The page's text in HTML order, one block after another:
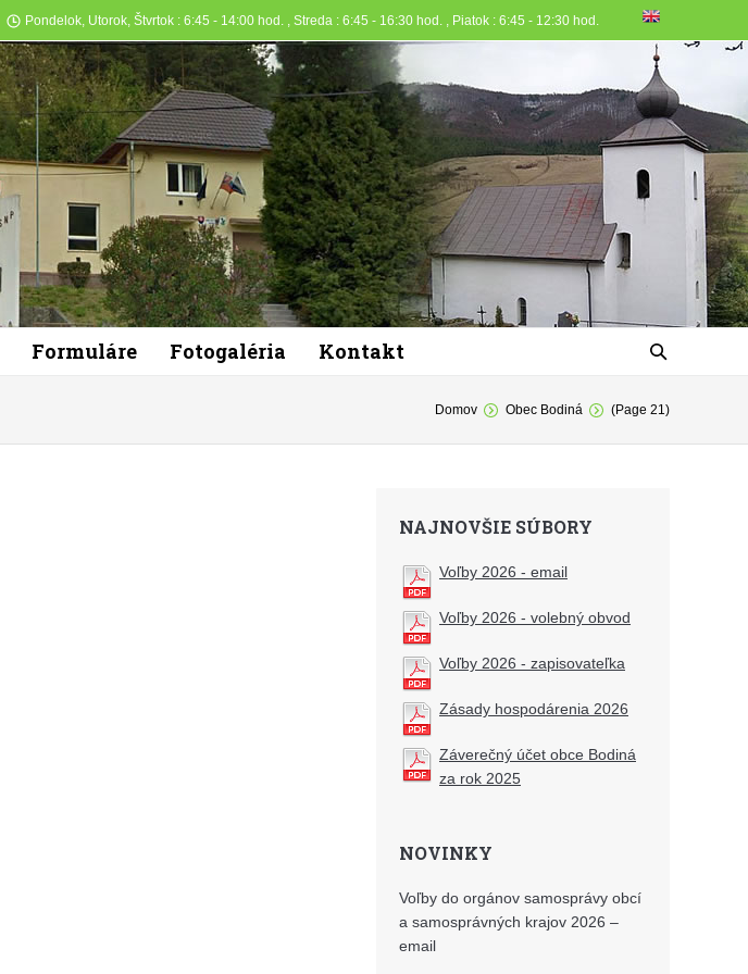
Pondelok, Utorok, Štvrtok : 6:45 - 14:00 hod. , Streda : 6:45 - 16:30 hod. , Piatok : 6:45 - 12:30 hod.
Formuláre Fotogaléria Kontakt
Domov Obec Bodiná (Page 21)
NAJNOVŠIE SÚBORY
Voľby 2026 - email
Voľby 2026 - volebný obvod
Voľby 2026 - zapisovateľka
Zásady hospodárenia 2026
Záverečný účet obce Bodiná
za rok 2025
NOVINKY
Voľby do orgánov samosprávy obcí
a samosprávných krajov 2026 –
email